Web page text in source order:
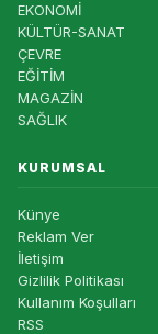
EKONOMİ
KÜLTÜR-SANAT
ÇEVRE
EĞİTİM
MAGAZİN
SAĞLIK
KURUMSAL
Künye
Reklam Ver
İletişim
Gizlilik Politikası
Kullanım Koşulları
RSS